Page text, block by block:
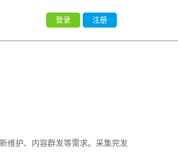
注册
登录
维护、内容群发等需求。采集完发